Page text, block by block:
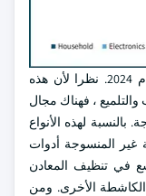
استحوذ قطاع البناء على حصة 31.4٪ في عام 2024. نظرا لأن هذه
، فهناك مجال
لهذه الأنواع
غير المنسوجة أدوات
في تنظيف المعادن
الأخرى. ومن